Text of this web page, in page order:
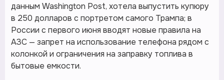
данным Washington Post, хотела выпустить купюру
в 250 долларов с портретом самого Трампа; в
России с первого июня вводят новые правила на
АЗС — запрет на использование телефона рядом с
колонкой и ограничения на заправку топлива в
бытовые емкости.